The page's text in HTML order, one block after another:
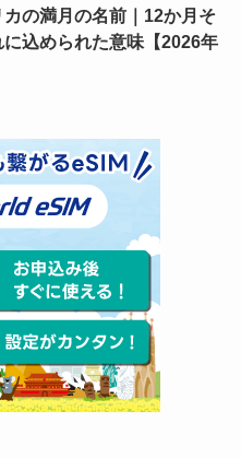
カの満月の名前｜12か月そ
に込められた意味【2026年